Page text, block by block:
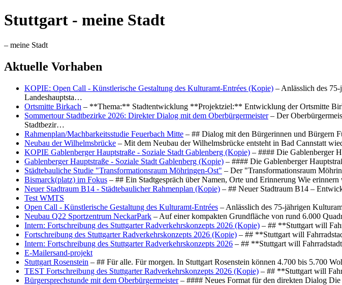
Stuttgart - meine Stadt
– meine Stadt
Aktuelle Vorhaben
KOPIE: Open Call - Künstlerische Gestaltung des Kulturamt-Entrées (Kopie) – Anlässlich des
Landeshauptsta…
Ortsmitte Birkach – **Thema:** Stadtentwicklung **Projektziel:** Entwicklung der Ortsmitte
Sommertour Stadtbezirke 2026: Direkter Dialog mit dem Oberbürgermeister– Der
Stadtbezir…
Rahmenplan/Machbarkeitsstudie Feuerbach Mitte – ## Dialog mit den Bürgerinnen und Bürgern
Neubau der Wilhelmsbrücke – Mit dem Neubau der Wilhelmsbrücke entsteht in Bad Cannstatt
KOPIE Gablenberger Hauptstraße - Soziale Stadt Gablenberg (Kopie) – #### Die Gablenberger
Gablenberger Hauptstraße - Soziale Stadt Gablenberg (Kopie) – #### Die Gablenberger
Städtebauliche Studie "Transformationsraum Möhringen-Ost" – Der "Transformationsraum
Bismarck(platz) im Fokus – ## Ein Stadtgespräch über Namen, Orte und Erinnerung Wie
Neuer Stadtraum B14 - Städtebaulicher Rahmenplan (Kopie) – ## Neuer Stadtraum B14 –
Test WMTS
Open Call - Künstlerische Gestaltung des Kulturamt-Entrées – Anlässlich des 75-jährigen
Neubau Q22 Sportzentrum NeckarPark – Auf einer kompakten Grundfläche von rund 6.000
Intern: Fortschreibung des Stuttgarter Radverkehrskonzepts 2026 (Kopie) – ## **Stuttgart will
Fortschreibung des Stuttgarter Radverkehrskonzepts 2026 (Kopie) – ## **Stuttgart will
Intern: Fortschreibung des Stuttgarter Radverkehrskonzepts 2026 – ## **Stuttgart will
E-Mailersand-projekt
Stuttgart Rosenstein – ## Für alle. Für morgen. In Stuttgart Rosenstein können 4.700 bis 5.700
TEST Fortschreibung des Stuttgarter Radverkehrskonzepts 2026 (Kopie) – ## **Stuttgart will
Bürgersprechstunde mit dem Oberbürgermeister– #### Neues Format für den direkten Dialog